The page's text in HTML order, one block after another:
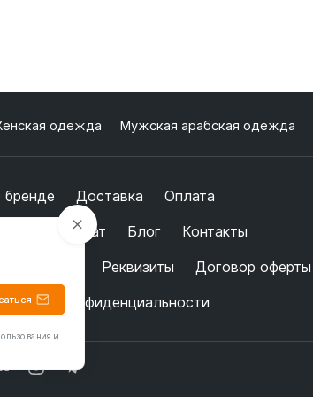
одежда Мужская арабская одежда
бренде Доставка
Оплата
и возврат
Блог
Контакты
Реквизиты
Договор оферты
конфиденциальности
и